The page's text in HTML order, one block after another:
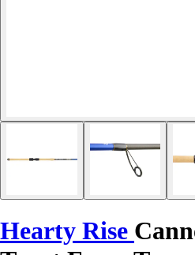
Hearty Rise